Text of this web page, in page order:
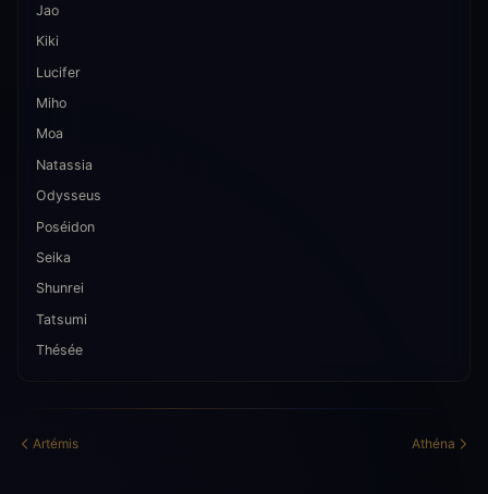
Jao
Kiki
Lucifer
Miho
Moa
Natassia
Odysseus
Poséidon
Seika
Shunrei
Tatsumi
Thésée
Artémis Athéna